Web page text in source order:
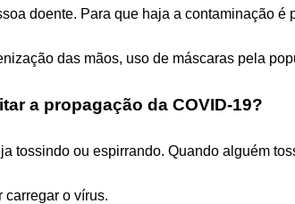
doente. Para que haja a contaminação é
das mãos, uso de máscaras pela
a propagação da COVID-19?
tossindo ou espirrando. Quando alguém
carregar o vírus.